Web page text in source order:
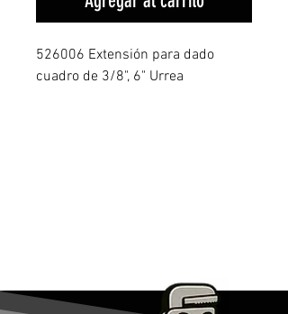
526006 Extensión para dado
cuadro de 3/8", 6" Urrea